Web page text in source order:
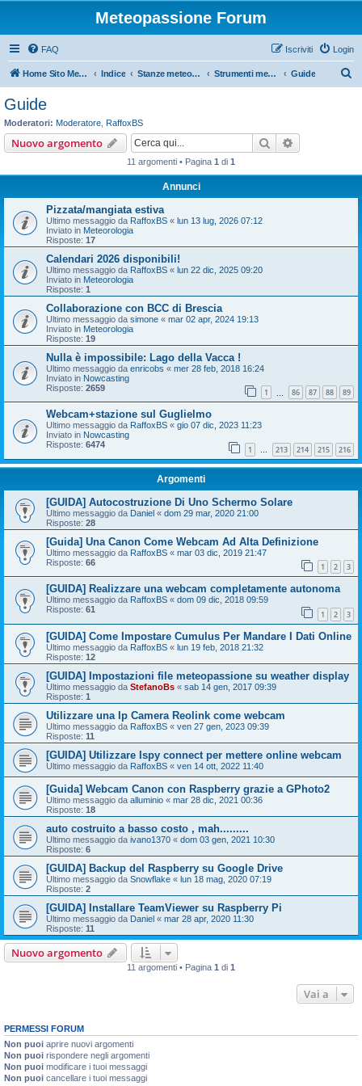
Meteopassione Forum
FAQ Login
Iscriviti
Home Sito Meteopassione Indice Stanze meteorologiche Strumenti meteo Guide
Guide
Moderatori: Moderatore RaffoxBS
Nuovo argomento Cerca
11 argomenti • Pagina 1 di 1
Annunci
Pizzata/mangiata estiva
Ultimo messaggio da RaffoxBS « lun 13 lug, 2026 07:12
Inviato in Meteorologia
Risposte: 17
Calendari 2026 disponibili!
Ultimo messaggio da RaffoxBS « lun 22 dic, 2025 09:20
Inviato in Meteorologia
Risposte: 1
Collaborazione con BCC di Brescia
Ultimo messaggio da simone « mar 02 apr, 2024 19:13
Inviato in Meteorologia
Risposte: 19
Nulla è impossibile: Lago della Vacca !
Ultimo messaggio da enricobs « mer 28 feb, 2018 16:24
Inviato in Nowcasting
Risposte: 2659 1 86 87 88 89
Webcam+stazione sul Guglielmo
Ultimo messaggio da RaffoxBS « gio 07 dic, 2023 11:23
Inviato in Nowcasting
Risposte: 6474 1 … 213 214 215 216
Argomenti
[GUIDA] Autocostruzione Di Uno Schermo Solare
Ultimo messaggio da Daniel « dom 29 mar, 2020 21:00
Risposte: 28
[Guida] Una Canon Come Webcam Ad Alta Definizione
Ultimo messaggio da RaffoxBS « mar 03 dic, 2019 21:47
Risposte: 66 1 2 3
[GUIDA] Realizzare una webcam completamente autonoma
Ultimo messaggio da RaffoxBS « dom 09 dic, 2018 09:59
Risposte: 61 1 2 3
[GUIDA] Come Impostare Cumulus Per Mandare I Dati Online
Ultimo messaggio da RaffoxBS « lun 19 feb, 2018 21:32
Risposte: 12
[GUIDA] Impostazioni file meteopassione su weather display
Ultimo messaggio da StefanoBs « sab 14 gen, 2017 09:39
Risposte: 1
Utilizzare una Ip Camera Reolink come webcam
Ultimo messaggio da RaffoxBS « ven 27 gen, 2023 09:39
Risposte: 11
[GUIDA] Utilizzare Ispy connect per mettere online webcam
Ultimo messaggio da RaffoxBS « ven 14 ott, 2022 11:40
[Guida] Webcam Canon con Raspberry grazie a GPhoto2
Ultimo messaggio da alluminio « mar 28 dic, 2021 00:36
Risposte: 18
auto costruito a basso costo , mah.........
Ultimo messaggio da ivano1370 « dom 03 gen, 2021 10:30
Risposte: 6
[GUIDA] Backup del Raspberry su Google Drive
Ultimo messaggio da Snowflake « lun 18 mag, 2020 07:19
Risposte: 2
[GUIDA] Installare TeamViewer su Raspberry Pi
Ultimo messaggio da Daniel « mar 28 apr, 2020 11:30
Risposte: 11
Nuovo argomento
11 argomenti • Pagina 1 di 1
Vai a
PERMESSI FORUM
Non puoi aprire nuovi argomenti
Non puoi rispondere negli argomenti
Non puoi modificare i tuoi messaggi
Non puoi cancellare i tuoi messaggi